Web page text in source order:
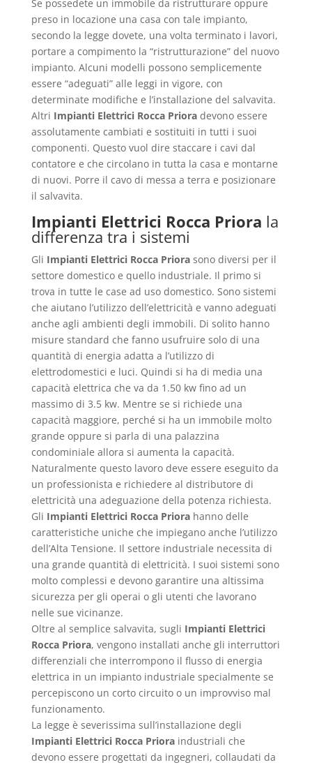
Se possedete un immobile da ristrutturare oppure
preso in locazione una casa con tale impianto,
secondo la legge dovete, una volta terminato i lavori,
portare a compimento la “ristrutturazione” del nuovo
impianto. Alcuni modelli possono semplicemente
essere “adeguati” alle leggi in vigore, con
determinate modifiche e l’installazione del salvavita.
Altri Impianti Elettrici Rocca Prioradevono essere
assolutamente cambiati e sostituiti in tutti i suoi
componenti. Questo vuol dire staccare i cavi dal
contatore e che circolano in tutta la casa e montarne
di nuovi. Porre il cavo di messa a terra e posizionare
il salvavita.
Impianti Elettrici Rocca Priora la
differenza tra i sistemi
Gli Impianti Elettrici Rocca Priorasono diversi per il
settore domestico e quello industriale. Il primo si
trova in tutte le case ad uso domestico. Sono sistemi
che aiutano l’utilizzo dell’elettricità e vanno adeguati
anche agli ambienti degli immobili. Di solito hanno
misure standard che fanno usufruire solo di una
quantità di energia adatta a l’utilizzo di
elettrodomestici e luci. Quindi si ha di media una
capacità elettrica che va da 1.50 kw fino ad un
massimo di 3.5 kw. Mentre se si richiede una
capacità maggiore, perché si ha un immobile molto
grande oppure si parla di una palazzina
condominiale allora si aumenta la capacità.
Naturalmente questo lavoro deve essere eseguito da
un professionista e richiedere al distributore di
elettricità una adeguazione della potenza richiesta.
Gli Impianti Elettrici Rocca Priorahanno delle
caratteristiche uniche che impiegano anche l’utilizzo
dell’Alta Tensione. Il settore industriale necessita di
una grande quantità di elettricità. I suoi sistemi sono
molto complessi e devono garantire una altissima
sicurezza per gli operai o gli utenti che lavorano
nelle sue vicinanze.
Oltre al semplice salvavita, sugli Impianti Elettrici
Rocca Priora, vengono installati anche gli interruttori
differenziali che interrompono il flusso di energia
elettrica in un impianto industriale specialmente se
percepiscono un corto circuito o un improvviso mal
funzionamento.
La legge è severissima sull’installazione degli
Impianti Elettrici Rocca Prioraindustriali che
devono essere progettati da ingegneri, collaudati da